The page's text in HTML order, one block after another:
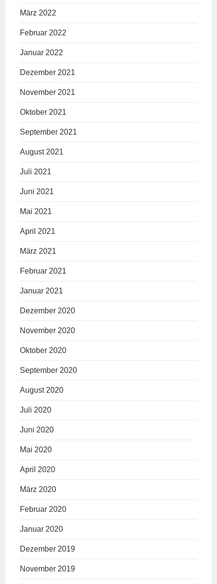
März 2022
Februar 2022
Januar 2022
Dezember 2021
November 2021
Oktober 2021
September 2021
August 2021
Juli 2021
Juni 2021
Mai 2021
April 2021
März 2021
Februar 2021
Januar 2021
Dezember 2020
November 2020
Oktober 2020
September 2020
August 2020
Juli 2020
Juni 2020
Mai 2020
April 2020
März 2020
Februar 2020
Januar 2020
Dezember 2019
November 2019